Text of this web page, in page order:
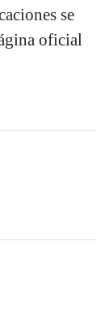
se
oficial